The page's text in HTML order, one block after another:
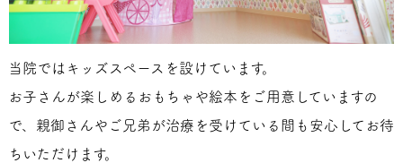
当院ではキッズスペースを設けています。
お子さんが楽しめるおもちゃや絵本をご用意していますの
で、親御さんやご兄弟が治療を受けている間も安心してお待
ちいただけます。